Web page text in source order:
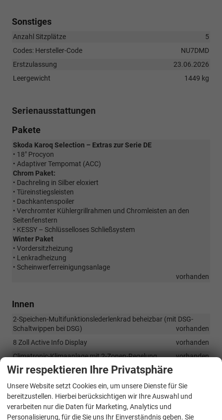
Sonstiges
Anzahl Sitzplätze
5
Codes: Hersteller-Code
NU7DMD
Erstzulassung
23.06.2026
Leergewicht
1449 kg
Serienausstattungen
Pakete
Skoda Karoq Selection – Extras zur Serie DE
• 18" Procyon
• Adaptiver Tempomat (ACC)
Chrom Paket:
• Dachreling in Silber eloxiert
• Türeinstiegsleisten
• Dachkantenspoiler
• Verchromter Kühlergrillrahmen und Chromleisten an den
Seitenfenstern
• KESSY – Schlüsselloses Schließsystem
Winter Paket
• Vordersitzheizung
• Lenkradheizung
• Scheinwerferreinigungsanlage
vorhanden
Innen
2-Speichen-Multifunktionslederlenkrad beheizbar (mit DSG-
Schaltwippen bei DSG)
vorhanden
8 Zoll Active Info Display
vorhanden
Climatronic-Klimaanlage mit 2-Zonen-Regelung
vorhanden
Dachhimmel
Dekorelemente an den Türverkleidungen - Anodized Cross
vorhanden
Dekorelemente im Armaturenbrett - Unique Chrome
Wir respektieren Ihre Privatsphäre
Unsere Website setzt Cookies ein, um unsere Dienste für Sie
bereitzustellen. Hierbei berücksichtigen wir Ihre Auswahl und
verarbeiten nur die Daten für Marketing, Analytics und
Personalisierung, für die Sie uns Ihr Einverständnis geben. Sie